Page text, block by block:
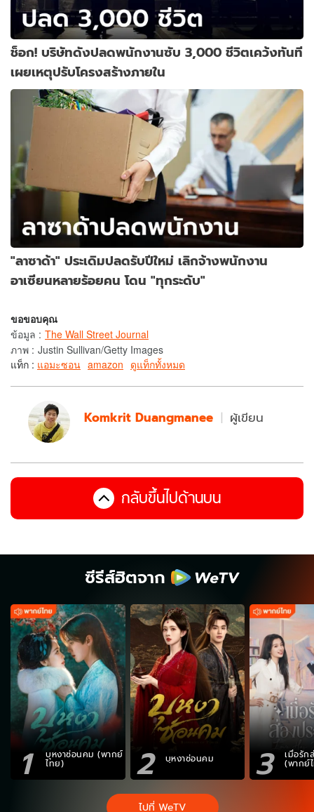
ช็อก! บริษัทดังปลดพนักงานซับ 3,000 ชีวิตเคว้งทันที
เผยเหตุปรับโครงสร้างภายใน
"ลาซาด้า" ประเดิมปลดรับปีใหม่ เลิกจ้างพนักงาน
อาเซียนหลายร้อยคน โดน "ทุกระดับ"
ขอขอบคุณ
ข้อมูล : The Wall Street Journal
ภาพ : Justin Sullivan/Getty Images
แท็ก : แอมะซอน amazon ดูแท็กทั้งหมด
Komkrit Duangmanee ผู้เขียน
กลับขึ้นไปด้านบน
ซีรีส์ฮิตจาก
1 บุหงาซ่อนคม (พากย์
ไทย) 2 บุหงาซ่อนคม 3 เมื่อรัก
(พากย์
ไปที่ WeTV